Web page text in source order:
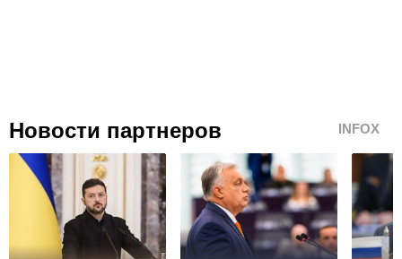
Новости партнеров INFOX